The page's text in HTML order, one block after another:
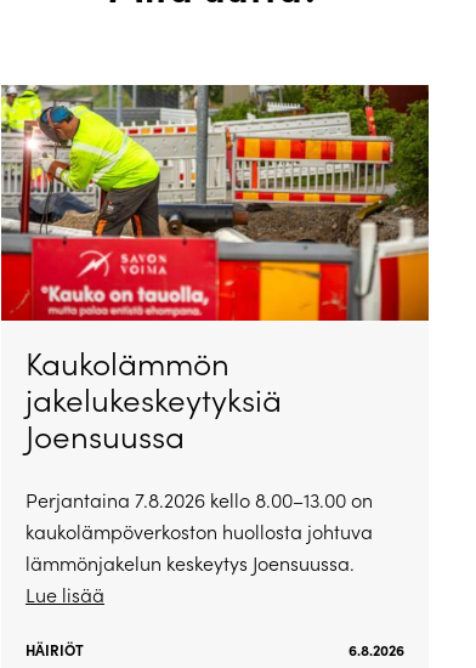
Kaukolämmön
jakelukeskeytyksiä
Joensuussa
Perjantaina 7.8.2026 kello 8.00–13.00 on
kaukolämpöverkoston huollosta johtuva
lämmönjakelun keskeytys Joensuussa.
Lue lisää
HÄIRIÖT 6.8.2026